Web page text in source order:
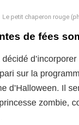
Le petit chaperon rouge
de fées
sur la
d’Halloween. Il
zombie,